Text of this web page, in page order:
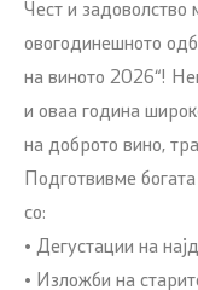
Чест и задоволство
овогодинешното
на виното 2026“!
и оваа година
на доброто вино,
Подготвивме
со:
• Дегустации на
• Изложби на